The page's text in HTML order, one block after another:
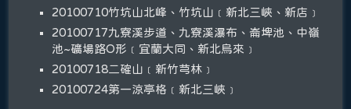
20100710竹坑山北峰、竹坑山﹝新北三峽、新店﹞
20100717九寮溪步道、九寮溪瀑布、崙埤池、中嶺
池~礦場路O形﹝宜蘭大同、新北烏來﹞
20100718二確山﹝新竹芎林﹞
20100724第一涼亭格﹝新北三峽﹞